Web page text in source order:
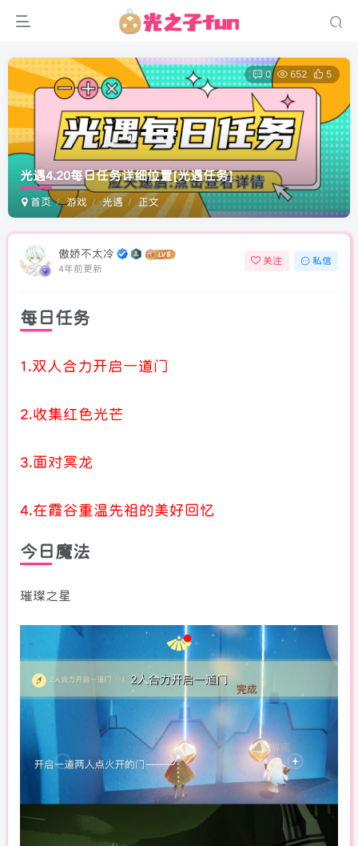
光遇4.20每日任务详细位置[光遇任务]
首页 游戏 光遇 正文
0 652 5
傲娇不太冷
4年前更新
关注 私信
每日任务
1.双人合力开启一道门
2.收集红色光芒
3.面对冥龙
4.在霞谷重温先祖的美好回忆
今日魔法
璀璨之星